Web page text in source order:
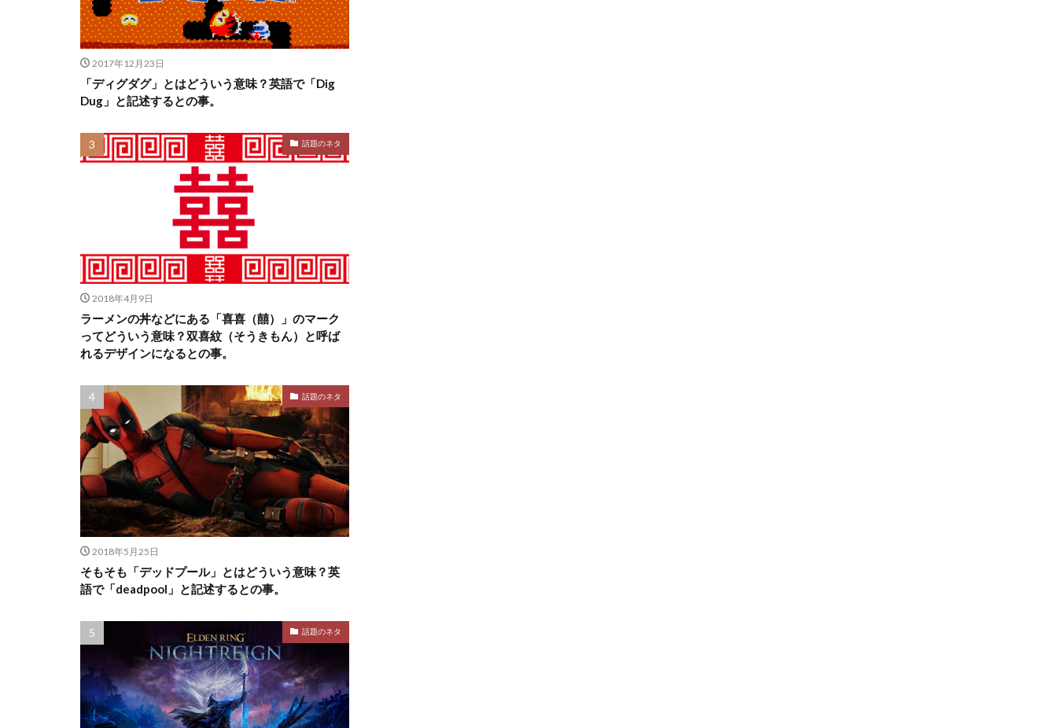
2017年12月23日
「ディグダグ」とはどういう意味？英語で「Dig
Dug」と記述するとの事。
話題のネタ
2018年4月9日
ラーメンの丼などにある「喜喜（囍）」のマーク
ってどういう意味？双喜紋（そうきもん）と呼ば
れるデザインになるとの事。
話題のネタ
2018年5月25日
そもそも「デッドプール」とはどういう意味？英
語で「deadpool」と記述するとの事。
話題のネタ